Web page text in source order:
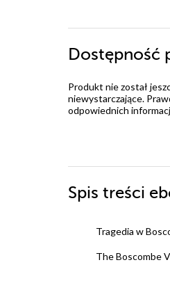
Dostępność
Produkt nie został
niewystarczające.
odpowiednich
Spis treści
Tragedia w
The Boscombe